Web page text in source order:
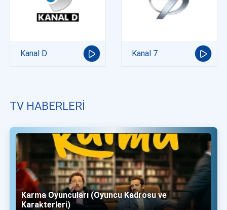
Kanal D Kanal 7
TV HABERLERI
Karma Oyuncuları (Oyuncu Kadrosu ve
Karakterleri)